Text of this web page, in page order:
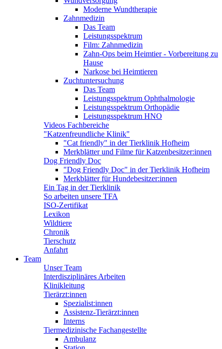
Moderne Wundtherapie
Zahnmedizin
Das Team
Leistungsspektrum
Film: Zahnmedizin
Zahn-Ops beim Heimtier - Vorbereitung zu
Hause
Narkose bei Heimtieren
Zuchtuntersuchung
Das Team
Leistungsspektrum Ophthalmologie
Leistungsspektrum Orthopädie
Leistungsspektrum HNO
Videos Fachbereiche
"Katzenfreundliche Klinik"
"Cat friendly" in der Tierklinik Hofheim
Merkblätter und Filme für Katzenbesitzer:innen
Dog Friendly Doc
"Dog Friendly Doc" in der Tierklinik Hofheim
Merkblätter für Hundebesitzer:innen
Ein Tag in der Tierklinik
So arbeiten unsere TFA
ISO-Zertifikat
Lexikon
Wildtiere
Chronik
Tierschutz
Anfahrt
Team
Unser Team
Interdisziplinäres Arbeiten
Klinikleitung
Tierärzt:innen
Spezialist:innen
Assistenz-Tierärzt:innen
Interns
Tiermedizinische Fachangestellte
Ambulanz